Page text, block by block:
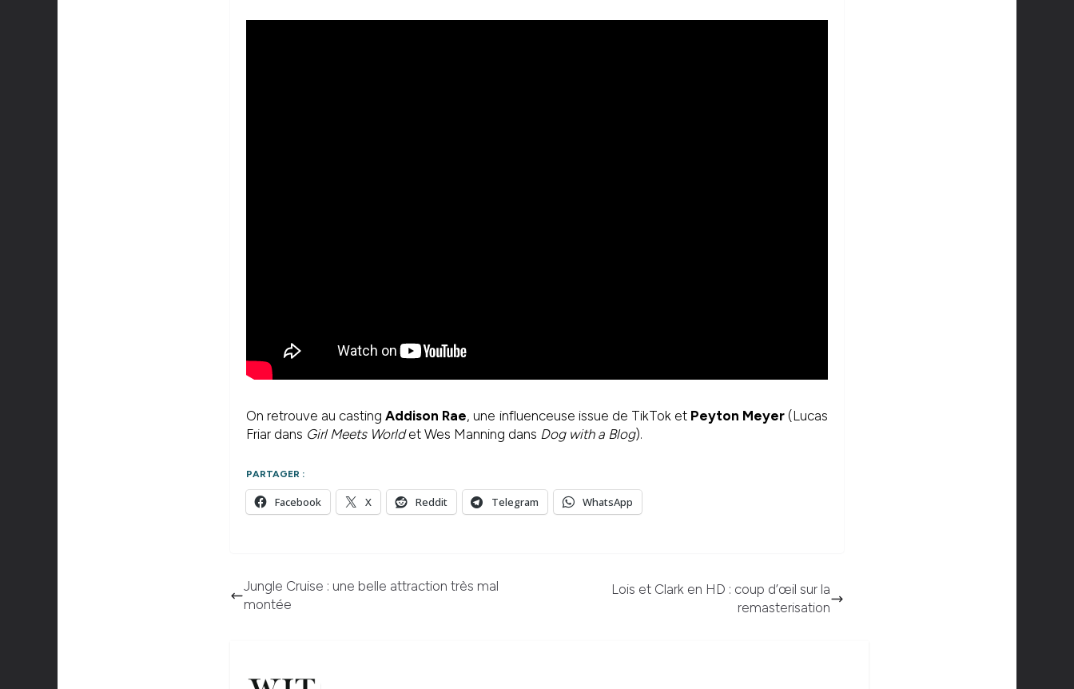
On retrouve au castingAddison Rae, une influenceuse issue de TikTok et Peyton Meyer(Lucas
Friar dans Girl Meets Worldet Wes Manning dans Dog with a Blog).
PARTAGER :
Facebook X Reddit Telegram WhatsApp
Jungle Cruise : une belle attraction très mal
montée
Lois et Clark en HD : coup d’œil sur la
remasterisation